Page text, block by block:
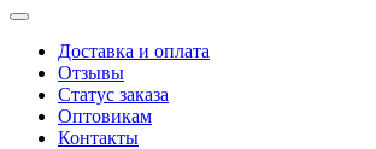
Доставка и оплата
Отзывы
Статус заказа
Оптовикам
Контакты